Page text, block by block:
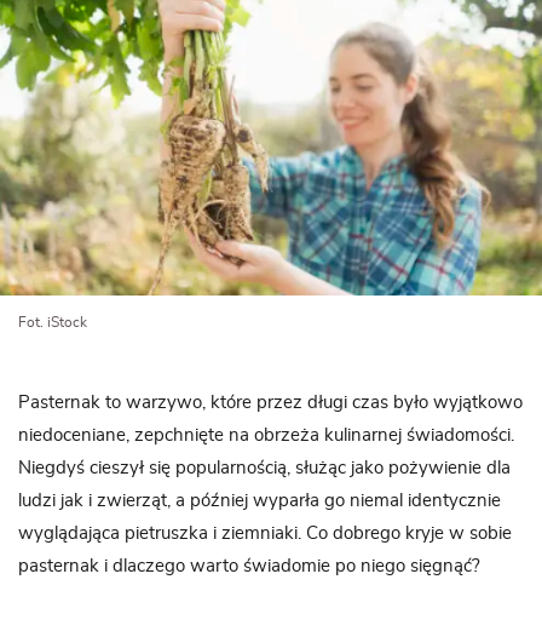
Fot. iStock
Pasternak to warzywo, które przez długi czas było wyjątkowo
niedoceniane, zepchnięte na obrzeża kulinarnej świadomości.
Niegdyś cieszył się popularnością, służąc jako pożywienie dla
ludzi jak i zwierząt, a później wyparła go niemal identycznie
wyglądająca pietruszka i ziemniaki. Co dobrego kryje w sobie
pasternak i dlaczego warto świadomie po niego sięgnąć?